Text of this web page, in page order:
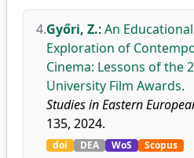
4.Győri, Z.: An
Exploration of
Cinema: Lessons of the
University Film Awards.
Studies in Eastern
135, 2024.
doi DEA WoS Scopus